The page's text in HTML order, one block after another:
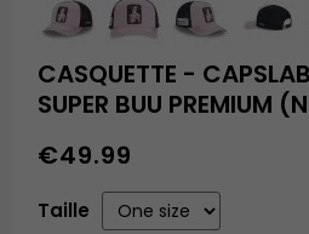
CASQUETTE -
SUPER BUU PREMIUM
€49.99
Taille